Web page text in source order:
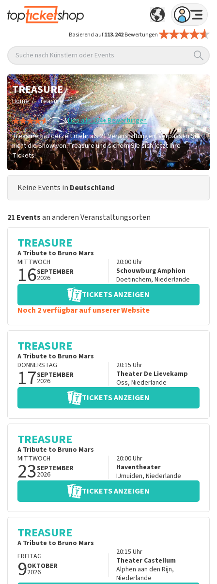
Basierend auf113.242Bewertungen
Suche nach Künstlern oder Events
TREASURE
Home / Treasure
Lies alle 104+ Bewertungen
Treasure hat derzeit mehr als 21 Veranstaltungen. Verpassen Sie
nicht die Show von Treasure und sichern Sie sich jetzt Ihre
Tickets!
Keine Events in Deutschland
21 Eventsan anderen Veranstaltungsorten
TREASURE
A Tribute to Bruno Mars
MITTWOCH
16SEPTEMBER
2026
20:00Uhr
Schouwburg Amphion
Doetinchem, Niederlande
TICKETS ANZEIGEN
Noch 2 verfügbar auf unserer Website
TREASURE
A Tribute to Bruno Mars
DONNERSTAG
17SEPTEMBER
2026
20:15 Uhr
Theater De Lievekamp
Oss, Niederlande
TICKETS ANZEIGEN
TREASURE
A Tribute to Bruno Mars
MITTWOCH
23SEPTEMBER
2026
20:00Uhr
Haventheater
IJmuiden, Niederlande
TICKETS ANZEIGEN
TREASURE
A Tribute to Bruno Mars
FREITAG
9OKTOBER
2026
20:15 Uhr
Theater Castellum
Alphen aan den Rijn,
Niederlande